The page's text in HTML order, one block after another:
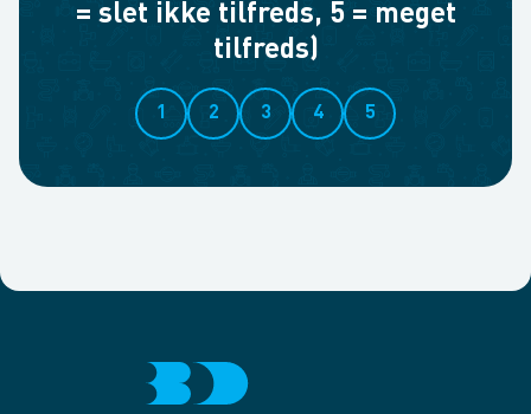
= slet ikke tilfreds, 5 = meget
tilfreds)
1 2 3 4 5